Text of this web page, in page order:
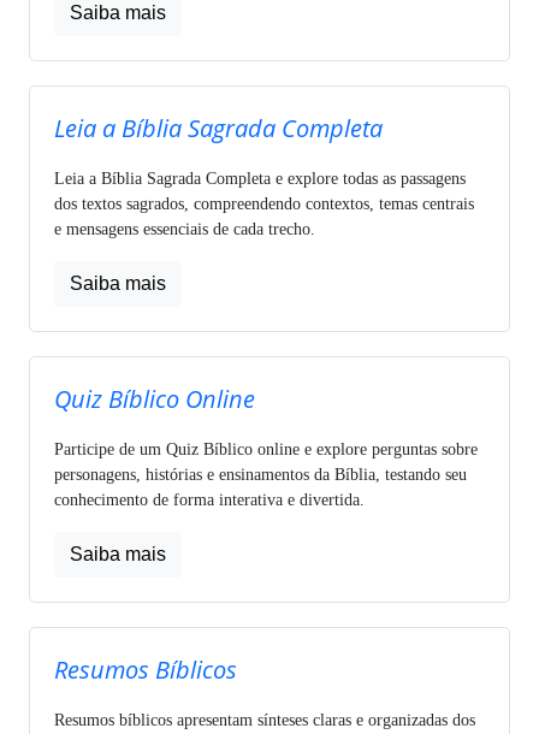
Saiba mais
Leia a Bíblia Sagrada Completa
Leia a Bíblia Sagrada Completa e explore todas as passagens
dos textos sagrados, compreendendo contextos, temas centrais
e mensagens essenciais de cada trecho.
Saiba mais
Quiz Bíblico Online
Participe de um Quiz Bíblico online e explore perguntas sobre
personagens, histórias e ensinamentos da Bíblia, testando seu
conhecimento de forma interativa e divertida.
Saiba mais
Resumos Bíblicos
Resumos bíblicos apresentam sínteses claras e organizadas dos